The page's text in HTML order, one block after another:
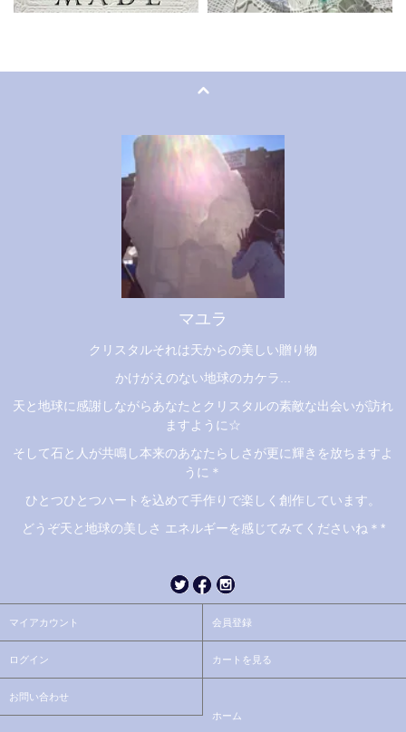
マユラ
クリスタルそれは天からの美しい贈り物
かけがえのない地球のカケラ...
天と地球に感謝しながらあなたとクリスタルの素敵な出会いが訪れ
ますように☆
そして石と人が共鳴し本来のあなたらしさが更に輝きを放ちますよ
うに＊
ひとつひとつハートを込めて手作りで楽しく創作しています。
どうぞ天と地球の美しさ エネルギーを感じてみてくださいね＊*
マイアカウント 会員登録
ログイン カートを見る
お問い合わせ
ホーム